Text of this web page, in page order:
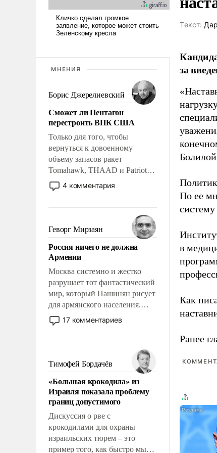
МНЕНИЯ
Борис Джерелиевский
Сможет ли Пентагон
перестроить ВПК США
Только для того, чтобы
вернуться к довоенному
объему запасов ракет
Tomahawk, THAAD и Patriot
США потребуется более трех
лет. Даже небольшая война с
Сложившаяся ситуация
означает многолетний период
уязвимости США, например,
перед Китаем.
4 комментария
Геворг Мирзаян
Россия ничего не должна
Армении
Москва системно и жестко
разрушает тот фантастический
мир, который Пашинян рисует
для армянского населения.
Мир, где политические
прожекты будут безусловно
налогоплательщиков и где
Еревану за свои поступки не
нужно отвечать.
17 комментариев
Тимофей Бордачёв
«Большая крокодила» из
Израиля показала проблему
границ допустимого
Дискуссия о рве с
крокодилами для охраны
израильских тюрем – это
пример того, как быстро мы
Tекст:
за
Болилой
По ее
в
Как
Ранее